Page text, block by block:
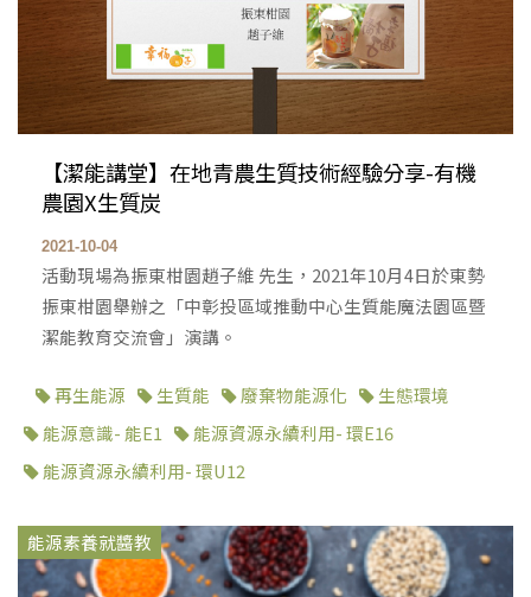
【潔能講堂】在地青農生質技術經驗分享-有機
農園X生質炭
2021-10-04
活動現場為振東柑園趙子維 先生，2021年10月4日於東勢
振東柑園舉辦之「中彰投區域推動中心生質能魔法園區暨
潔能教育交流會」演講。
再生能源 生質能 廢棄物能源化
生態環境
能源意識- 能E1
能源資源永續利用- 環E16
能源資源永續利用- 環U12
能源素養就醬教